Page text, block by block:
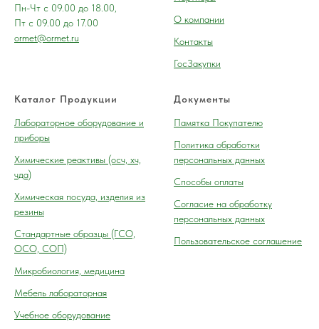
Пн-Чт с 09.00 до 18.00,
Пт с 09.00 до 17.00
ormet@ormet.ru
О компании
Контакты
ГосЗакупки
Каталог Продукции
Лабораторное оборудование и
приборы
Химические реактивы (осч, хч,
чда)
Химическая посуда, изделия из
резины
Cтандартные образцы (ГСО,
ОСО, СОП)
Микробиология, медицина
Мебель лабораторная
Учебное оборудование
Документы
Памятка Покупателю
Политика обработки
персональных данных
Способы оплаты
Согласие на обработку
персональных данных
Пользовательское соглашение